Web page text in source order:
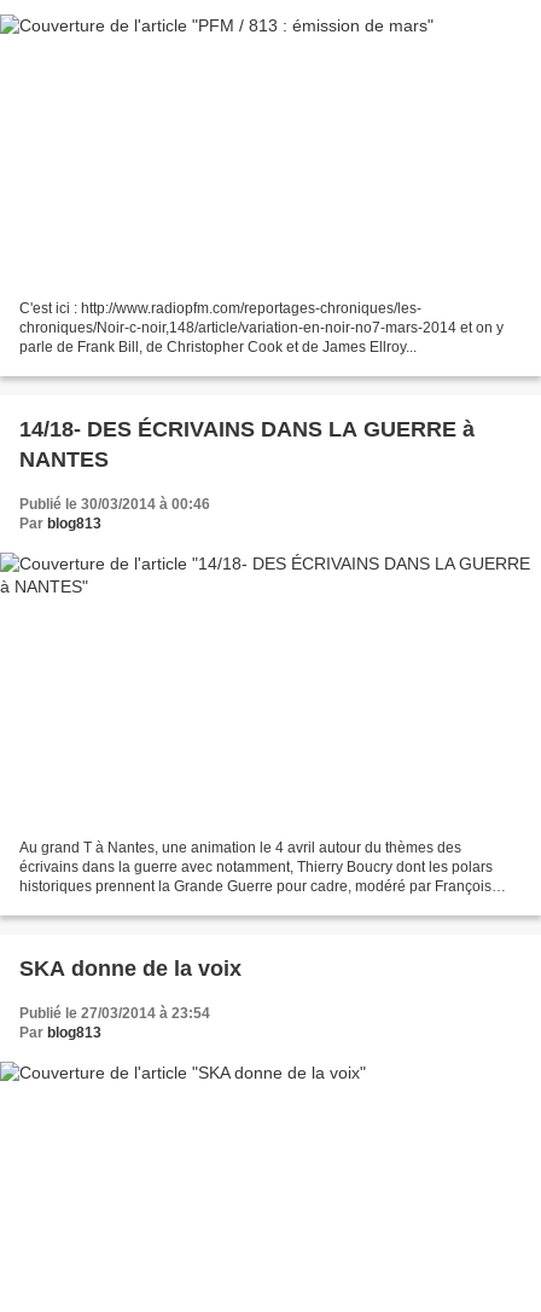
C'est ici : http://www.radiopfm.com/reportages-chroniques/les-
chroniques/Noir-c-noir,148/article/variation-en-noir-no7-mars-2014 et on y
parle de Frank Bill, de Christopher Cook et de James Ellroy...
14/18- DES ÉCRIVAINS DANS LA GUERRE à
NANTES
Publié le 30/03/2014 à 00:46
Par blog813
Au grand T à Nantes, une animation le 4 avril autour du thèmes des
écrivains dans la guerre avec notamment, Thierry Boucry dont les polars
historiques prennent la Grande Guerre pour cadre, modéré par François
SKA donne de la voix
Publié le 27/03/2014 à 23:54
Par blog813